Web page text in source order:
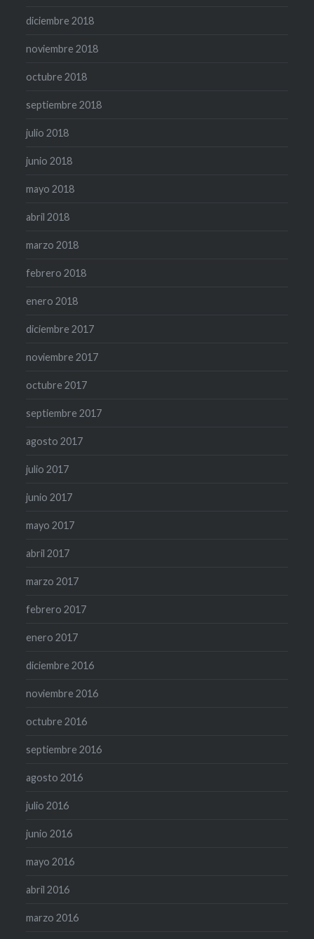
diciembre 2018
noviembre 2018
octubre 2018
septiembre 2018
julio 2018
junio 2018
mayo 2018
abril 2018
marzo 2018
febrero 2018
enero 2018
diciembre 2017
noviembre 2017
octubre 2017
septiembre 2017
agosto 2017
julio 2017
junio 2017
mayo 2017
abril 2017
marzo 2017
febrero 2017
enero 2017
diciembre 2016
noviembre 2016
octubre 2016
septiembre 2016
agosto 2016
julio 2016
junio 2016
mayo 2016
abril 2016
marzo 2016